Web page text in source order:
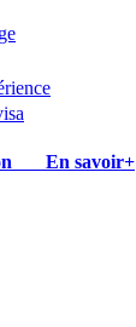
En savoir+